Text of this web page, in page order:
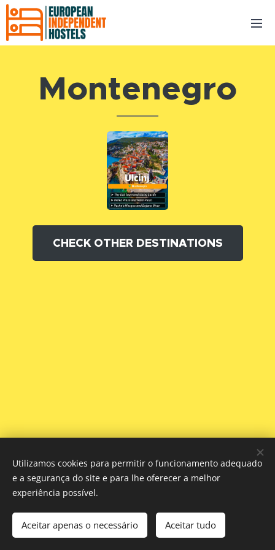
Montenegro
CHECK OTHER DESTINATIONS
European Independent Hostels
Cookies
Utilizamos cookies para permitir o funcionamento adequado
e a segurança do site e para lhe oferecer a melhor
experiência possível.
Aceitar apenas o necessário Aceitar tudo